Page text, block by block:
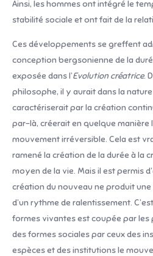
Ainsi, les hommes ont intégré le
stabilité sociale et ont fait de la
Ces développements se greffent
conception bergsonienne de la
exposée dans l’Evolution créatrice.
philosophe, il y aurait dans la
caractériserait par la création
par-là, créerait en quelque manière
mouvement irréversible. Cela est
ramené la création de la durée à la
moyen de la vie. Mais il est permis
création du nouveau ne produit
d’un rythme de ralentissement.
formes vivantes est coupée par les
des formes sociales par ceux des
espèces et des institutions le